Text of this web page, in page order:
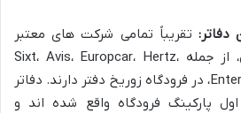
تقریباً تمامی شرکت های معتبر
کرایه اتومبیل بین المللی، از جمله Sixt، Avis، Europcar، Hertz،
Budget، National و Enterprise، در فرودگاه زوریخ دفتر دارند. دفاتر
پارکینگ فرودگاه واقع شده اند و